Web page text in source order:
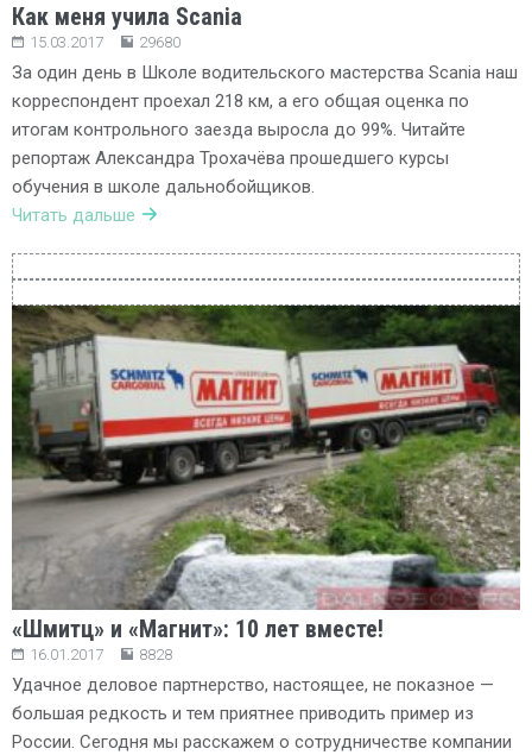
Как меня учила Scania
15.03.2017 29680
За один день в Школе водительского мастерства Scania наш
корреспондент проехал 218 км, а его общая оценка по
итогам контрольного заезда выросла до 99%. Читайте
репортаж Александра Трохачёва прошедшего курсы
обучения в школе дальнобойщиков.
Читать дальше
«Шмитц» и «Магнит»: 10 лет вместе!
16.01.2017 8828
Удачное деловое партнерство, настоящее, не показное —
большая редкость и тем приятнее приводить пример из
России. Сегодня мы расскажем о сотрудничестве компании